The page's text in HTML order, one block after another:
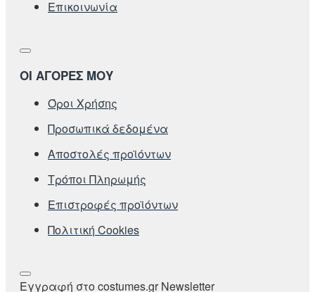
Επικοινωνία
ΟΙ ΑΓΟΡΕΣ ΜΟΥ
Όροι Χρήσης
Προσωπικά δεδομένα
Αποστολές προϊόντων
Τρόποι Πληρωμής
Επιστροφές προϊόντων
Πολιτική Cookies
Εγγραφή στο costumes.gr Newsletter